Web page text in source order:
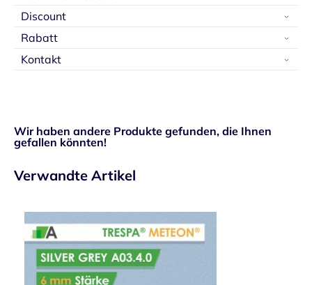
Discount
Rabatt
Kontakt
Wir haben andere Produkte gefunden, die Ihnen
gefallen könnten!
Verwandte Artikel